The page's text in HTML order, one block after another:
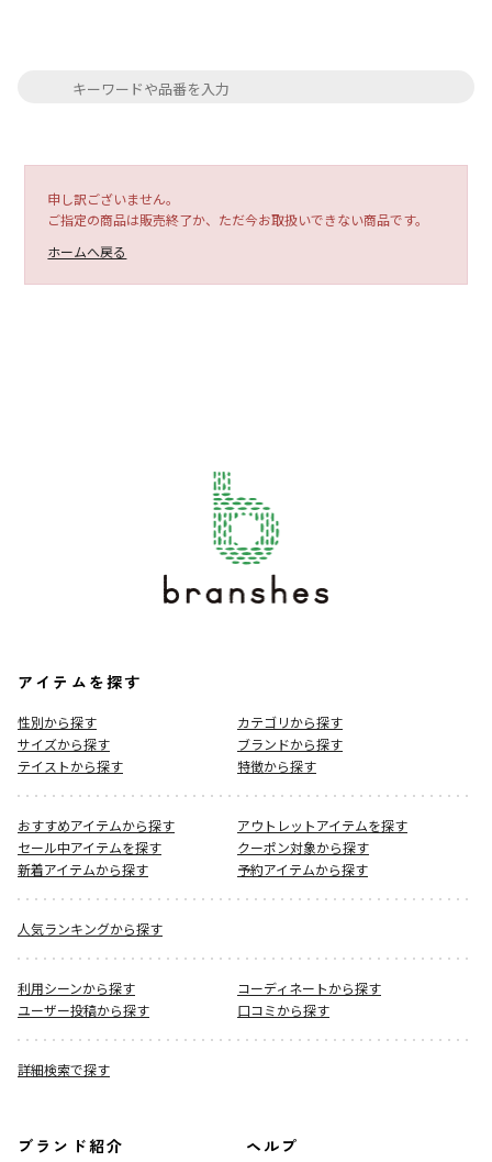
申し訳ございません。
ご指定の商品は販売終了か、ただ今お取扱いできない商品です。
ホームへ戻る
アイテムを探す
性別から探す
カテゴリから探す
サイズから探す
ブランドから探す
テイストから探す
特徴から探す
おすすめアイテムから探す
アウトレットアイテムを探す
セール中アイテムを探す
クーポン対象から探す
新着アイテムから探す
予約アイテムから探す
人気ランキングから探す
利用シーンから探す
コーディネートから探す
ユーザー投稿から探す
口コミから探す
詳細検索で探す
ブランド紹介 ヘルプ